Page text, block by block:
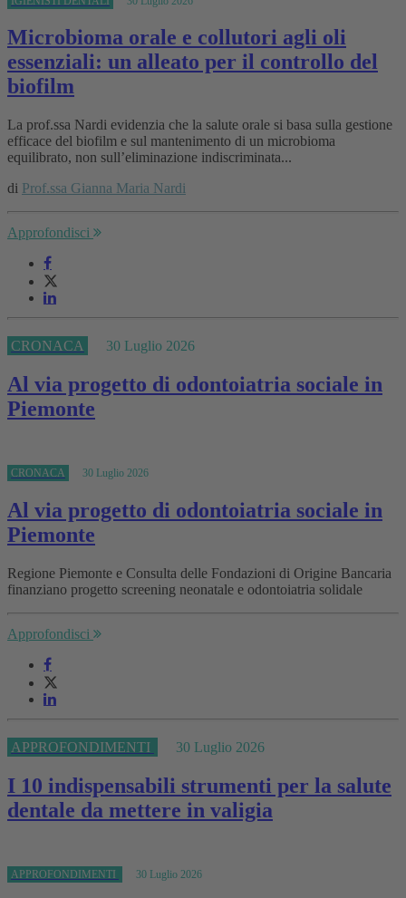
Microbioma orale e collutori agli oli
essenziali: un alleato per il controllo del
biofilm
La prof.ssa Nardi evidenzia che la salute orale si basa sulla gestione
efficace del biofilm e sul mantenimento di un microbioma
equilibrato, non sull’eliminazione indiscriminata...
di Prof.ssa Gianna Maria Nardi
Approfondisci
CRONACA 30 Luglio 2026
Al via progetto di odontoiatria sociale in
Piemonte
CRONACA 30 Luglio 2026
Al via progetto di odontoiatria sociale in
Piemonte
Regione Piemonte e Consulta delle Fondazioni di Origine Bancaria
finanziano progetto screening neonatale e odontoiatria solidale
Approfondisci
APPROFONDIMENTI 30 Luglio 2026
I 10 indispensabili strumenti per la salute
dentale da mettere in valigia
APPROFONDIMENTI 30 Luglio 2026